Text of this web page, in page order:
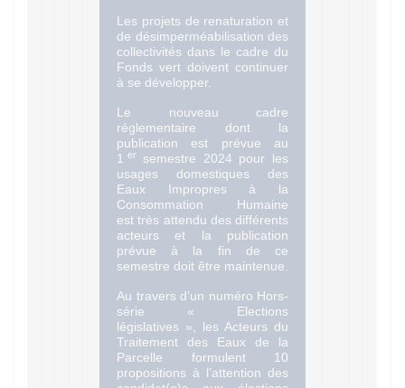
Les projets de renaturation et
de désimperméabilisation des
collectivités dans le cadre du
Fonds vert doivent continuer
à se développer.
Le nouveau cadre
réglementaire dont la
publication est prévue au
1 ersemestre 2024 pour les
usages domestiques des
Eaux Impropres à la
Consommation Humaine
est très attendu des différents
acteurs et la publication
prévue à la fin de ce
semestre doit être maintenue.
Au travers d’un numéro Hors-
série « Elections
législatives », les Acteurs du
Traitement des Eaux de la
Parcelle formulent 10
propositions à l’attention des